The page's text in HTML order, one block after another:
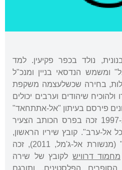
נולד בכפר פקיעין. למד
ומשמש הנדסאי בניין ומנכ"ל
בחירה שכשלעצמה משקפת
שיהודים וערבים יכולים
פירסם בעיתון "אל-אתתחאד"
בהיותו תלמיד בכיתה ז'. ב-1997 זכה בפרס הכותב הצעיר
אל-ערב". קובץ שיריו הראשון,
"ארץ הפסיפלורה העצובה" (מנשורת אל-ג'מל, 2011), זכה
מחמוד דרוויש לקובץ של שירה
הפלסטינים, ותורגם